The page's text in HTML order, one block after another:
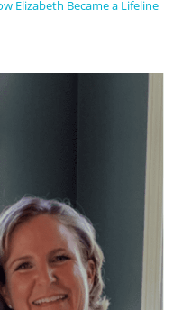
Elizabeth Became a Lifeline